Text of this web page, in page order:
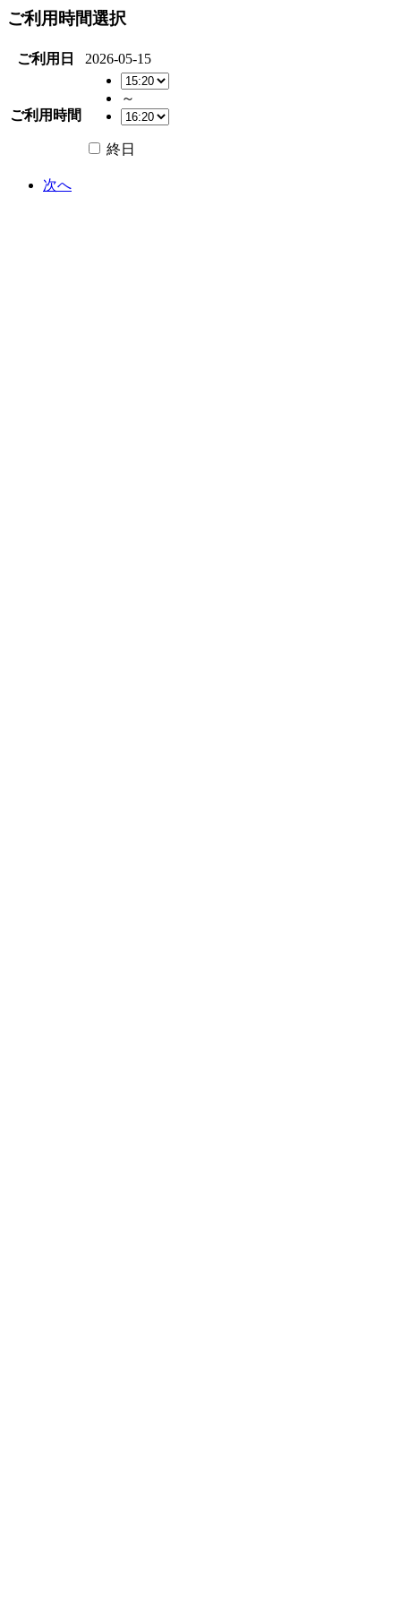
ご利用時間選択
ご利用日 2026-05-15
ご利用時間
～
終日
次へ